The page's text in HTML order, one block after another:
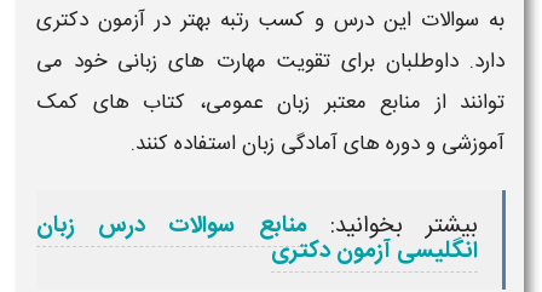
به سوالات این درس و کسب رتبه بهتر در آزمون دکتری
دارد. داوطلبان برای تقویت مهارت‌ های زبانی خود می‌
توانند از منابع معتبر زبان عمومی، کتاب‌ های کمک‌
آموزشی و دوره‌ های آمادگی زباناستفاده کنند.
بیشتر بخوانید: منابع سوالات درس زبان
انگلیسی آزمون دکتری